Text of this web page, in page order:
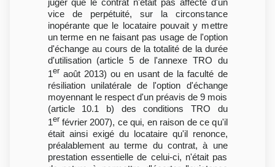
juger que le contrat n'était pas affecté d'un
vice de perpétuité, sur la circonstance
inopérante que le locataire pouvait y mettre
un terme en ne faisant pas usage de l'option
d'échange au cours de la totalité de la durée
d'utilisation (article 5 de l'annexe TRO du
1er août 2013) ou en usant de la faculté de
résiliation unilatérale de l'option d'échange
moyennant le respect d'un préavis de 9 mois
(article 10.1 b) des conditions TRO du
1er février 2007), ce qui, en raison de ce qu'il
était ainsi exigé du locataire qu'il renonce,
préalablement au terme du contrat, à une
prestation essentielle de celui-ci, n'était pas